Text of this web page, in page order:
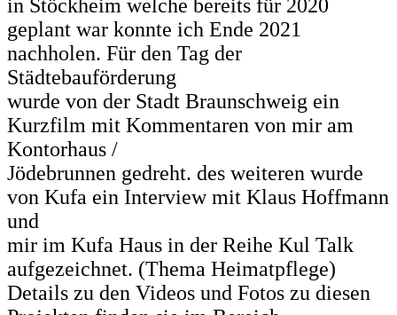
in Stöckheim welche bereits für 2020
geplant war konnte ich Ende 2021
nachholen. Für den Tag der
Städtebauförderung
wurde von der Stadt Braunschweig ein
Kurzfilm mit Kommentaren von mir am
Kontorhaus /
Jödebrunnen gedreht. des weiteren wurde
von Kufa ein Interview mit Klaus Hoffmann
und
mir im Kufa Haus in der Reihe Kul Talk
aufgezeichnet. (Thema Heimatpflege)
Details zu den Videos und Fotos zu diesen